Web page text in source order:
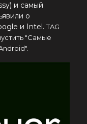
и самый
о
и Intel.TAG
"Самые